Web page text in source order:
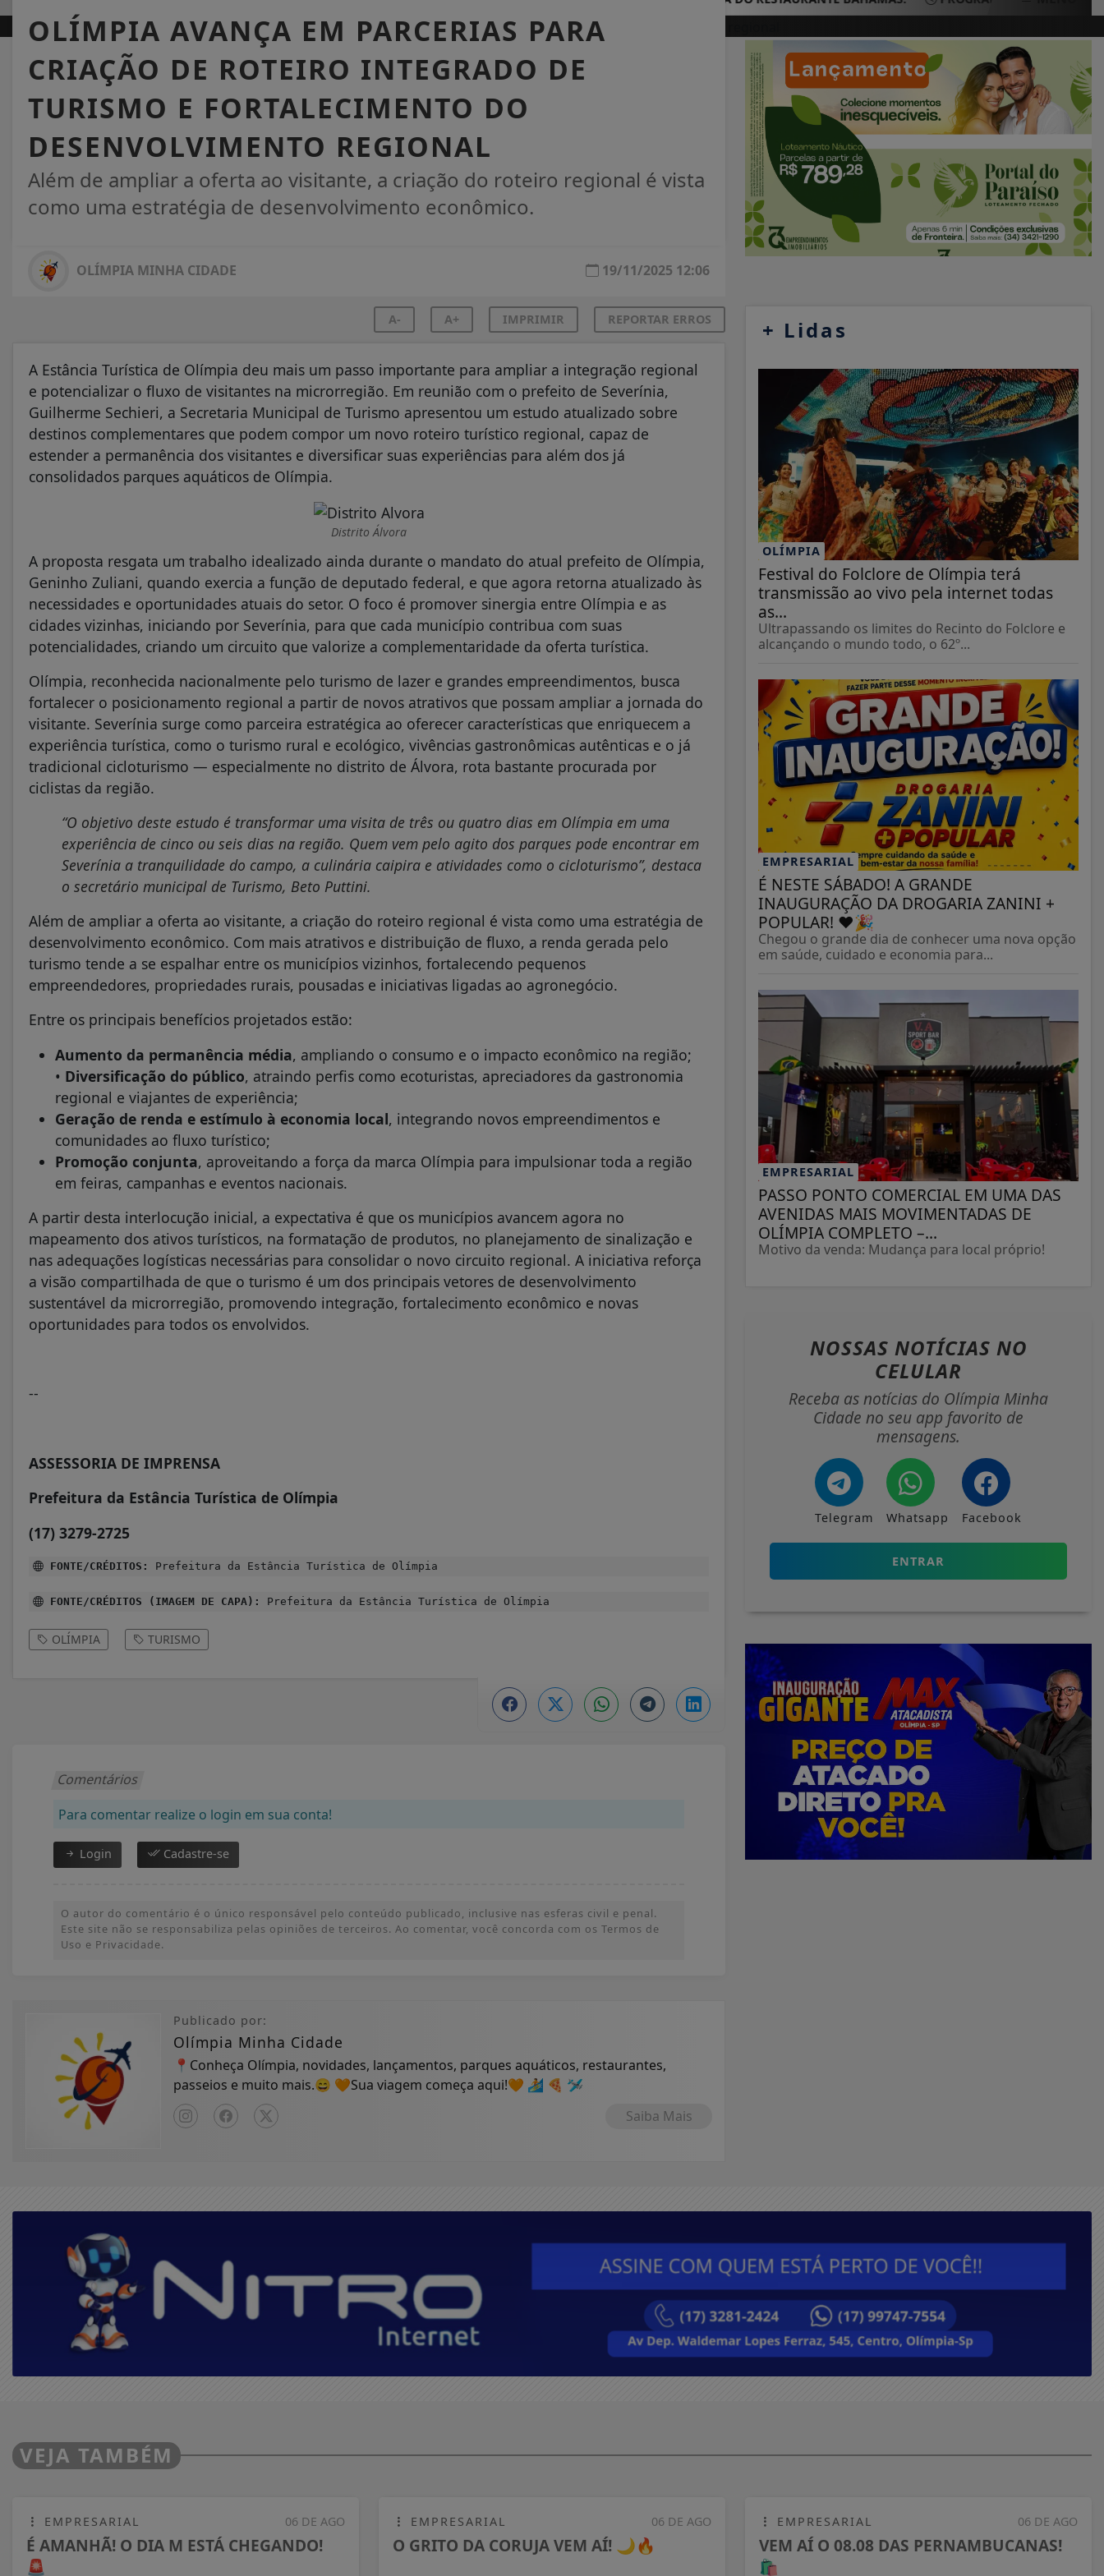
OLÍMPIA AVANÇA EM PARCERIAS PARA
CRIAÇÃO DE ROTEIRO INTEGRADO DE
TURISMO E FORTALECIMENTO DO
DESENVOLVIMENTO REGIONAL
Além de ampliar a oferta ao visitante, a criação do roteiro regional é vista
como uma estratégia de desenvolvimento econômico.
OLÍMPIA MINHA CIDADE 19/11/2025 12:06
A- A+ IMPRIMIR REPORTAR ERROS
A Estância Turística de Olímpia deu mais um passo importante para ampliar a integração regional
e potencializar o fluxo de visitantes na microrregião. Em reunião com o prefeito de Severínia,
Guilherme Sechieri, a Secretaria Municipal de Turismo apresentou um estudo atualizado sobre
destinos complementares que podem compor um novo roteiro turístico regional, capaz de
estender a permanência dos visitantes e diversificar suas experiências para além dos já
consolidados parques aquáticos de Olímpia.
Distrito Álvora
A proposta resgata um trabalho idealizado ainda durante o mandato do atual prefeito de Olímpia,
Geninho Zuliani, quando exercia a função de deputado federal, e que agora retorna atualizado às
necessidades e oportunidades atuais do setor. O foco é promover sinergia entre Olímpia e as
cidades vizinhas, iniciando por Severínia, para que cada município contribua com suas
potencialidades, criando um circuito que valorize a complementaridade da oferta turística.
Olímpia, reconhecida nacionalmente pelo turismo de lazer e grandes empreendimentos, busca
fortalecer o posicionamento regional a partir de novos atrativos que possam ampliar a jornada do
visitante. Severínia surge como parceira estratégica ao oferecer características que enriquecem a
experiência turística, como o turismo rural e ecológico, vivências gastronômicas autênticas e o já
tradicional cicloturismo — especialmente no distrito de Álvora, rota bastante procurada por
ciclistas da região.
“O objetivo deste estudo é transformar uma visita de três ou quatro dias em Olímpia em uma
experiência de cinco ou seis dias na região. Quem vem pelo agito dos parques pode encontrar em
Severínia a tranquilidade do campo, a culinária caipira e atividades como o cicloturismo”, destaca
o secretário municipal de Turismo, Beto Puttini.
Além de ampliar a oferta ao visitante, a criação do roteiro regional é vista como uma estratégia de
desenvolvimento econômico. Com mais atrativos e distribuição de fluxo, a renda gerada pelo
turismo tende a se espalhar entre os municípios vizinhos, fortalecendo pequenos
empreendedores, propriedades rurais, pousadas e iniciativas ligadas ao agronegócio.
Entre os principais benefícios projetados estão:
Aumento da permanência média, ampliando o consumo e o impacto econômico na região;
• Diversificação do público, atraindo perfis como ecoturistas, apreciadores da gastronomia
regional e viajantes de experiência;
Geração de renda e estímulo à economia local, integrando novos empreendimentos e
comunidades ao fluxo turístico;
Promoção conjunta, aproveitando a força da marca Olímpia para impulsionar toda a região
em feiras, campanhas e eventos nacionais.
A partir desta interlocução inicial, a expectativa é que os municípios avancem agora no
mapeamento dos ativos turísticos, na formatação de produtos, no planejamento de sinalização e
nas adequações logísticas necessárias para consolidar o novo circuito regional. A iniciativa reforça
a visão compartilhada de que o turismo é um dos principais vetores de desenvolvimento
sustentável da microrregião, promovendo integração, fortalecimento econômico e novas
oportunidades para todos os envolvidos.
--
ASSESSORIA DE IMPRENSA
Prefeitura da Estância Turística de Olímpia
(17) 3279-2725
FONTE/CRÉDITOS: Prefeitura da Estância Turística de Olímpia
FONTE/CRÉDITOS (IMAGEM DE CAPA): Prefeitura da Estância Turística de Olímpia
OLÍMPIA TURISMO
Comentários
Para comentar realize o login em sua conta!
Login Cadastre-se
O autor do comentário é o único responsável pelo conteúdo publicado, inclusive nas esferas civil e penal.
Este site não se responsabiliza pelas opiniões de terceiros. Ao comentar, você concorda com os Termos de
Uso e Privacidade.
Publicado por:
Olímpia Minha Cidade
📍Conheça Olímpia, novidades, lançamentos, parques aquáticos, restaurantes,
passeios e muito mais.😄 🧡Sua viagem começa aqui!🧡 🏄 🍕 🛩
Saiba Mais
+ Lidas
OLÍMPIA
Festival do Folclore de Olímpia terá
transmissão ao vivo pela internet todas
as...
Ultrapassando os limites do Recinto do Folclore e
alcançando o mundo todo, o 62º...
EMPRESARIAL
É NESTE SÁBADO! A GRANDE
INAUGURAÇÃO DA DROGARIA ZANINI +
POPULAR! ❤️🎉
Chegou o grande dia de conhecer uma nova opção
em saúde, cuidado e economia para...
EMPRESARIAL
PASSO PONTO COMERCIAL EM UMA DAS
AVENIDAS MAIS MOVIMENTADAS DE
OLÍMPIA COMPLETO –...
Motivo da venda: Mudança para local próprio!
NOSSAS NOTÍCIAS NO
CELULAR
Receba as notícias do Olímpia Minha
Cidade no seu app favorito de
mensagens.
Telegram Whatsapp Facebook
ENTRAR
VEJA TAMBÉM
06 DE AGO
EMPRESARIAL
É AMANHÃ! O DIA M ESTÁ CHEGANDO!
🚨
06 DE AGO
EMPRESARIAL
O GRITO DA CORUJA VEM AÍ! 🌙🔥
06 DE AGO
EMPRESARIAL
VEM AÍ O 08.08 DAS PERNAMBUCANAS!
🛍️